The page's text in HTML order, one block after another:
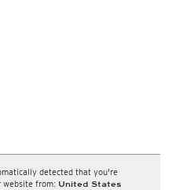
detected that you're
website from: United States